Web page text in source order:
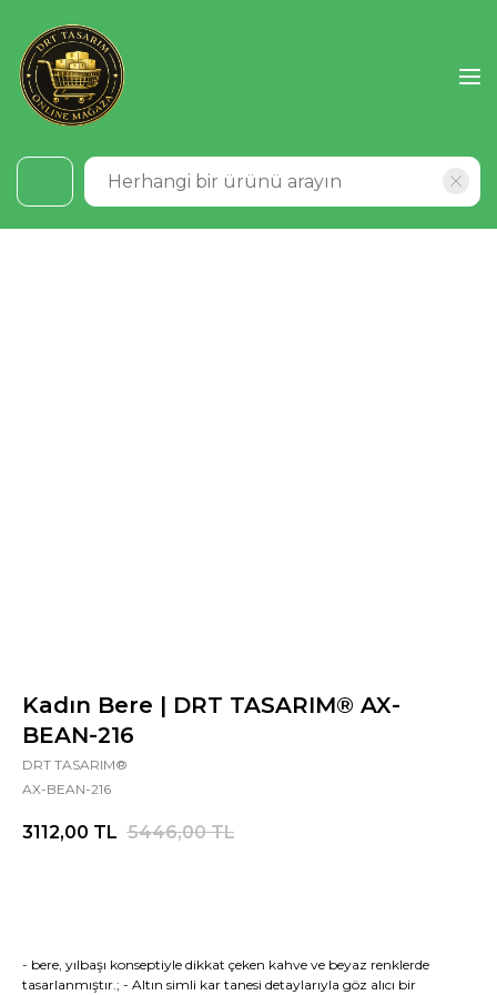
Kadın Bere | DRT TASARIM® AX-
BEAN-216
DRT TASARIM®
AX-BEAN-216
3112,00 TL 5446,00 TL
- bere, yılbaşı konseptiyle dikkat çeken kahve ve beyaz renklerde
tasarlanmıştır.; - Altın simli kar tanesi detaylarıyla göz alıcı bir